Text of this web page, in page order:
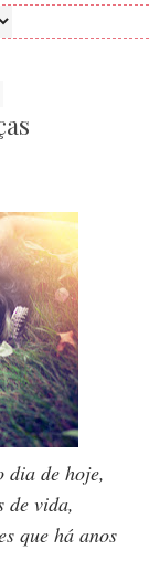
dia de hoje,
de vida,
que há anos